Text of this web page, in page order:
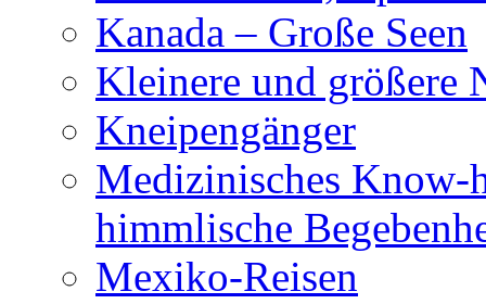
Kanada – Große Seen
Kleinere und größere
Kneipengänger
Medizinisches Know-
himmlische
Mexiko-Reisen